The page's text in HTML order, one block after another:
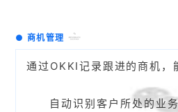
● 商机管理
通过OKKI记录跟进的商机，
自动识别客户所处的业